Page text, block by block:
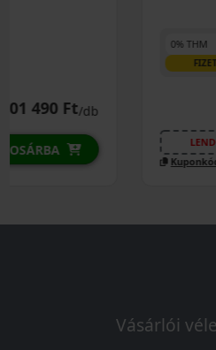
7
FIZETHETEK RÉSZLETEKBEN?
LENDÜLET
Kuponkód másolása
Vásárlói